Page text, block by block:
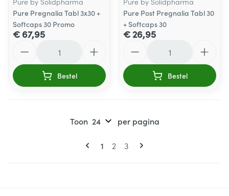
Pure Pregnalia Tabl 3x30 +
Softcaps 30 Promo
€ 67,95
Bestel
Pure Post Pregnalia Tabl 30
+ Softcaps 30
€ 26,95
Bestel
Pagina's
U lees momenteel pagina
1 Pagina
2 Pagina
3
Toon per pagina